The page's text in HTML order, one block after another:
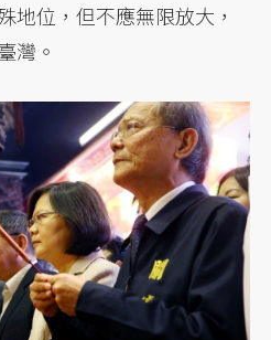
地位，但不應無限放大，
灣。